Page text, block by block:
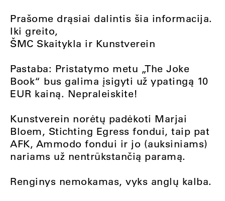
Prašome drąsiai dalintis šia informacija.
Iki greito,
ŠMC Skaitykla ir Kunstverein
Pastaba: Pristatymo metu „The Joke
Book“ bus galima įsigyti už ypatingą 10
EUR kainą. Nepraleiskite!
Kunstverein norėtų padėkoti Marjai
Bloem, Stichting Egress fondui, taip pat
AFK, Ammodo fondui ir jo (auksiniams)
nariams už nentrūkstančią paramą.
Renginys nemokamas, vyks anglų kalba.